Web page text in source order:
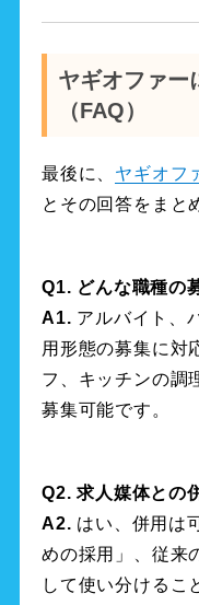
ヤギオファー
（FAQ）
最後に、 ヤギオフ
とその回答をまと
Q1. どんな職種の
A1. アルバイト、
用形態の募集に対
フ、キッチンの調
募集可能です。
Q2. 求人媒体との
A2. はい、併用は
めの採用」、従来
して使い分けるこ